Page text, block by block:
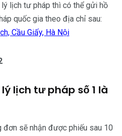
lịch tư pháp thì có thể gửi hồ
quốc gia theo địa chỉ sau:
Cầu Giấy, Hà Nội
lịch tư pháp số 1 là
sẽ nhận được phiếu sau 10